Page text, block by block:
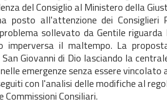
del Consiglio al Ministero della
posto all'attenzione dei
sollevato da Gentile
imperversa il maltempo. La
Giovanni di Dio lasciando la
emergenze senza essere vincolato
con l'analisi delle modifiche al
Commissioni Consiliari.